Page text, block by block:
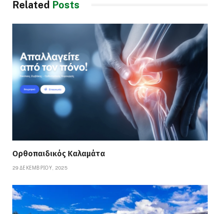
Related Posts
Ορθοπαιδικός Καλαμάτα
29 ΔΕΚΕΜΒΡΊΟΥ, 2025